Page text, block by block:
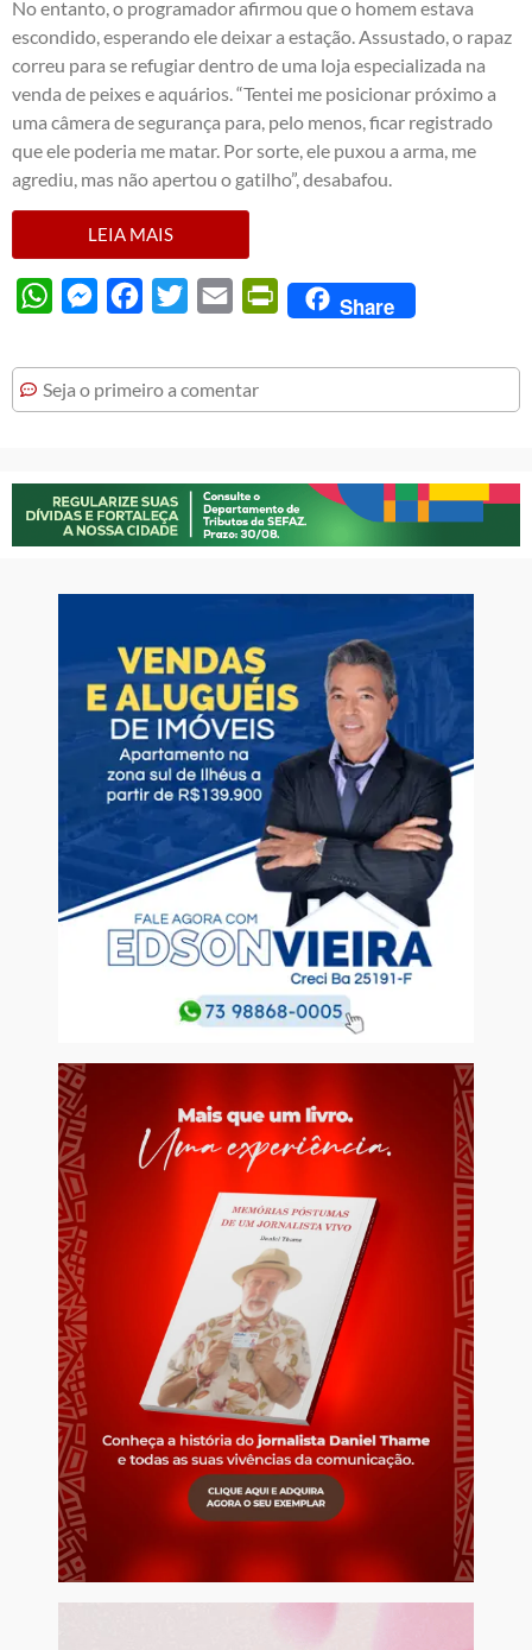
No entanto, o programador afirmou que o homem estava
escondido, esperando ele deixar a estação. Assustado, o rapaz
correu para se refugiar dentro de uma loja especializada na
venda de peixes e aquários. “Tentei me posicionar próximo a
uma câmera de segurança para, pelo menos, ficar registrado
que ele poderia me matar. Por sorte, ele puxou a arma, me
agrediu, mas não apertou o gatilho”, desabafou.
LEIA MAIS
WhatsAppMessengerFacebook
Twitter Email PrintFriendly
Share
Seja o primeiro a comentar